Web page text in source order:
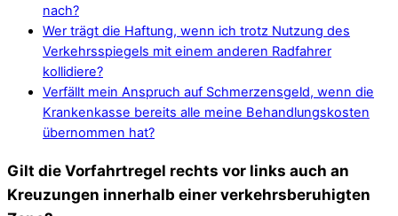
nach?
Wer trägt die Haftung, wenn ich trotz Nutzung des
Verkehrsspiegels mit einem anderen Radfahrer
kollidiere?
Verfällt mein Anspruch auf Schmerzensgeld, wenn die
Krankenkasse bereits alle meine Behandlungskosten
übernommen hat?
Gilt die Vorfahrtregel rechts vor links auch an
Kreuzungen innerhalb einer verkehrsberuhigten